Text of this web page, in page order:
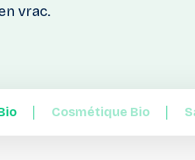
vrac.
Cosmétique Bio